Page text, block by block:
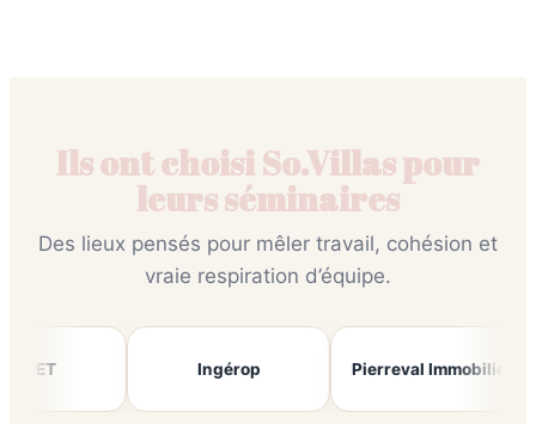
Ils ont choisi So.Villas pour
leurs séminaires
Des lieux pensés pour mêler travail, cohésion et
vraie respiration d’équipe.
Ingérop Pierreval Immobilier